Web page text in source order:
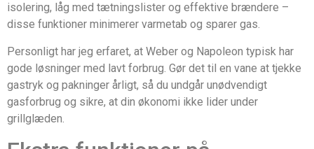
isolering, låg med tætningslister og effektive brændere –
disse funktioner minimerer varmetab og sparer gas.
Personligt har jeg erfaret, at Weber og Napoleon typisk har
gode løsninger med lavt forbrug. Gør det til en vane at tjekke
gastryk og pakninger årligt, så du undgår unødvendigt
gasforbrug og sikre, at din økonomi ikke lider under
grillglæden.